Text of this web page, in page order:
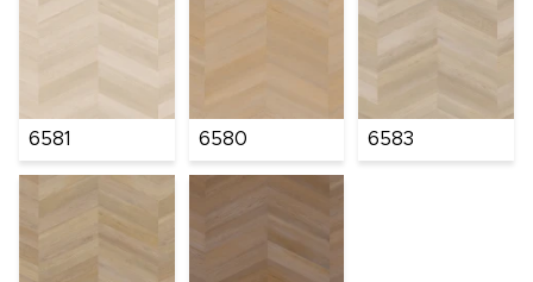
6581 6580 6583